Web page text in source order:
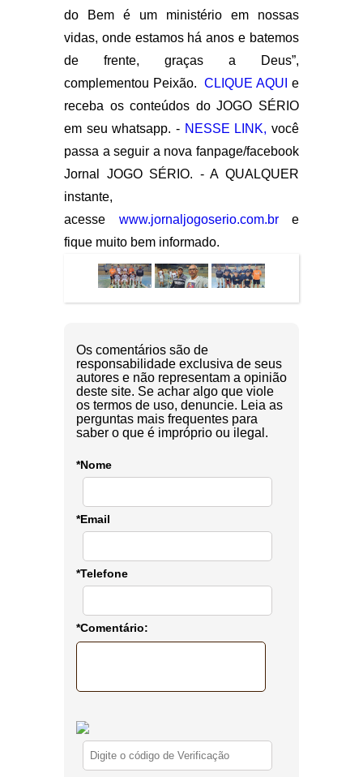
do Bem é um ministério em nossas
vidas, onde estamos há anos e batemos
de frente, graças a Deus”,
complementou Peixão.CLIQUE AQUI e
receba os conteúdos do JOGO SÉRIO
em seu whatsapp. - NESSE LINK, você
passa a seguir a nova fanpage/facebook
Jornal JOGO SÉRIO. - A QUALQUER
instante,
acesse www.jornaljogoserio.com.bre
fique muito bem informado.
Os comentários são de
responsabilidade exclusiva de seus
autores e não representam a opinião
deste site. Se achar algo que viole
os termos de uso, denuncie. Leia as
perguntas mais frequentes para
saber o que é impróprio ou ilegal.
*Nome
*Email
*Telefone
*Comentário: